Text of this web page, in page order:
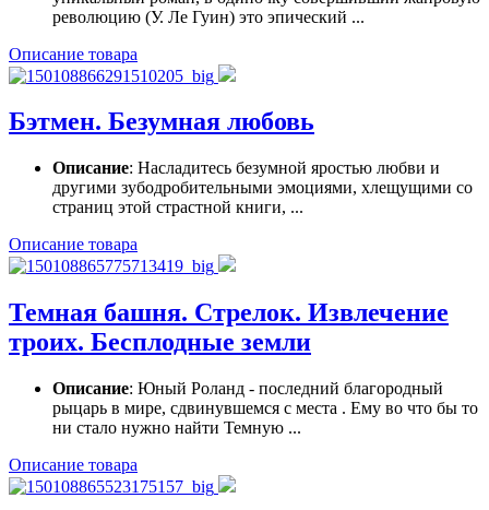
революцию (У. Ле Гуин) это эпический ...
Описание товара
Бэтмен. Безумная любовь
Описание: Насладитесь безумной яростью любви и
другими зубодробительными эмоциями, хлещущими со
страниц этой страстной книги, ...
Описание товара
Темная башня. Стрелок. Извлечение
троих. Бесплодные земли
Описание: Юный Роланд - последний благородный
рыцарь в мире, сдвинувшемся с места . Ему во что бы то
ни стало нужно найти Темную ...
Описание товара